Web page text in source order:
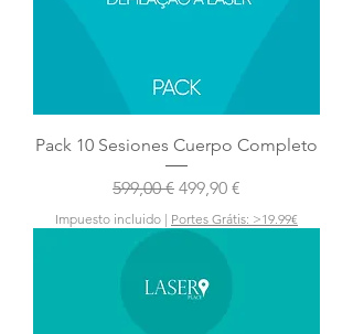
Pack 10 Sesiones Cuerpo Completo
Precio
599,00 € Precio de oferta
499,90 €
Impuesto incluido | Portes Grátis: >19.99€